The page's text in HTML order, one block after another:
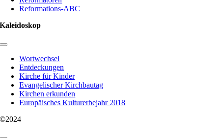
Reformations-ABC
Kaleidoskop
Toggle
NavigationWortwechsel
Entdeckungen
Kirche für Kinder
Evangelischer Kirchbautag
Kirchen erkunden
Europäisches Kulturerbejahr 2018
©2024